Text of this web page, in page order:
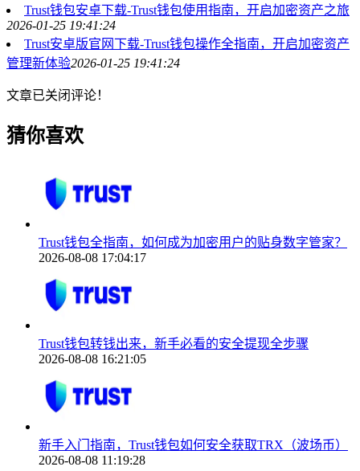
Trust钱包安卓下载-Trust钱包使用指南，开启加密资产之旅
2026-01-25 19:41:24
Trust安卓版官网下载-Trust钱包操作全指南，开启加密资产
管理新体验2026-01-25 19:41:24
文章已关闭评论！
猜你喜欢
Trust钱包全指南，如何成为加密用户的贴身数字管家？
2026-08-08 17:04:17
Trust钱包转钱出来，新手必看的安全提现全步骤
2026-08-08 16:21:05
新手入门指南，Trust钱包如何安全获取TRX（波场币）
2026-08-08 11:19:28